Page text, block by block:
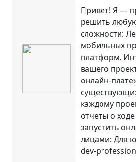
Привет! Я —
решить любую
сложности:
мобильных
платформ.
вашего
онлайн-
каждому
отчеты о
запустить
лицами: Для
dev-